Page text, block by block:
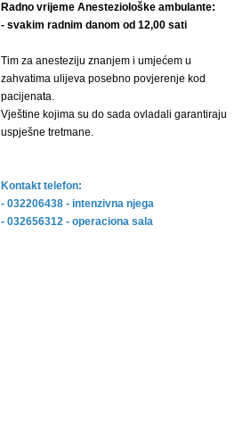
Radno vrijeme Anesteziološke ambulante:
- svakim radnim danom od 12,00 sati
Tim za anesteziju znanjem i umjećem u
zahvatima ulijeva posebno povjerenje kod
pacijenata.
Vještine kojima su do sada ovladali garantiraju
uspješne tretmane.
Kontakt telefon:
- 032206438 - intenzivna njega
- 032656312 - operaciona sala